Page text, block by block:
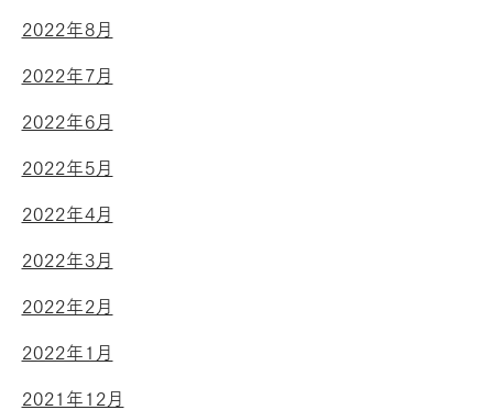
2022年8月
2022年7月
2022年6月
2022年5月
2022年4月
2022年3月
2022年2月
2022年1月
2021年12月